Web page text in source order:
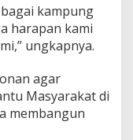
kampung
harapan kami
ungkapnya.
agar
Masyarakat di
membangun